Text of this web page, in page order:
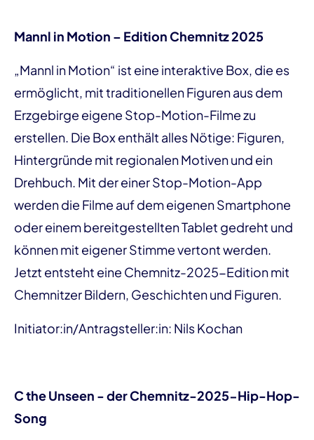
Mannl in Motion – Edition Chemnitz 2025
„Mannl in Motion“ ist eine interaktive Box, die es
ermöglicht, mit traditionellen Figuren aus dem
Erzgebirge eigene Stop-Motion-Filme zu
erstellen. Die Box enthält alles Nötige: Figuren,
Hintergründe mit regionalen Motiven und ein
Drehbuch. Mit der einer Stop-Motion-App
werden die Filme auf dem eigenen Smartphone
oder einem bereitgestellten Tablet gedreht und
können mit eigener Stimme vertont werden.
Jetzt entsteht eine Chemnitz-2025-Edition mit
Chemnitzer Bildern, Geschichten und Figuren.
Initiator:in/Antragsteller:in: Nils Kochan
C the Unseen - der Chemnitz-2025-Hip-Hop-
Song